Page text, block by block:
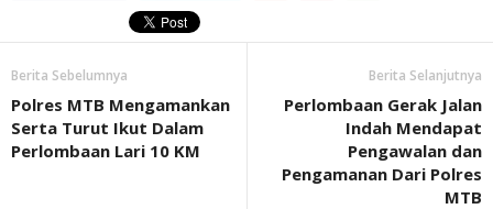
Berita Sebelumnya
Polres MTB Mengamankan
Serta Turut Ikut Dalam
Perlombaan Lari 10 KM
Berita Selanjutnya
Perlombaan Gerak Jalan
Indah Mendapat
Pengawalan dan
Pengamanan Dari Polres
MTB